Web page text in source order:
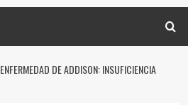
ENFERMEDAD DE ADDISON: INSUFICIENCIA